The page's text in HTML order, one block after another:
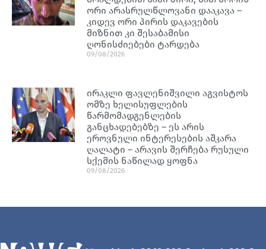
ორი არასრულწლოვანი დააკავა –
კიდევ ორი პირის დაკავების
მიზნით კი შესაბამისი
ღონისძიებები ტარდება
09/08/2026
ირაკლი ფავლენიშვილი აგვისტოს
ომზე ხელისუფლების
წარმომადგენლების
განცხადებებზე – ეს არის
ეროვნული ინტერესების აშკარა
ღალატი – არავის შერჩება რუსული
სქემის ნაწილად ყოფნა
09/08/2026